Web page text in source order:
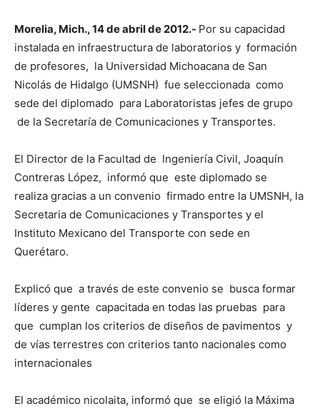
Morelia, Mich., 14 de abril de 2012.- Por su capacidad
instalada en infraestructura de laboratorios y formación
de profesores, la Universidad Michoacana de San
Nicolás de Hidalgo (UMSNH) fue seleccionada como
sede del diplomado para Laboratoristas jefes de grupo
de la Secretaría de Comunicaciones y Transportes.
El Director de la Facultad de Ingeniería Civil, Joaquín
Contreras López, informó que este diplomado se
realiza gracias a un convenio firmado entre la UMSNH, la
Secretaria de Comunicaciones y Transportes y el
Instituto Mexicano del Transporte con sede en
Querétaro.
Explicó que a través de este convenio se busca formar
líderes y gente capacitada en todas las pruebas para
que cumplan los criterios de diseños de pavimentos y
de vías terrestres con criterios tanto nacionales como
internacionales
El académico nicolaita, informó que se eligió la Máxima